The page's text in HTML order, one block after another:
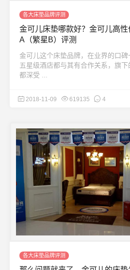
各大床垫品牌评测
金可儿床垫哪款好？金可儿高
A（繁星B）评测
金可儿这个床垫品牌，在业界的口
五星级酒店都与其有合作关系，旗
都深受 ...
2018-11-09 619135 4
各大床垫品牌评测